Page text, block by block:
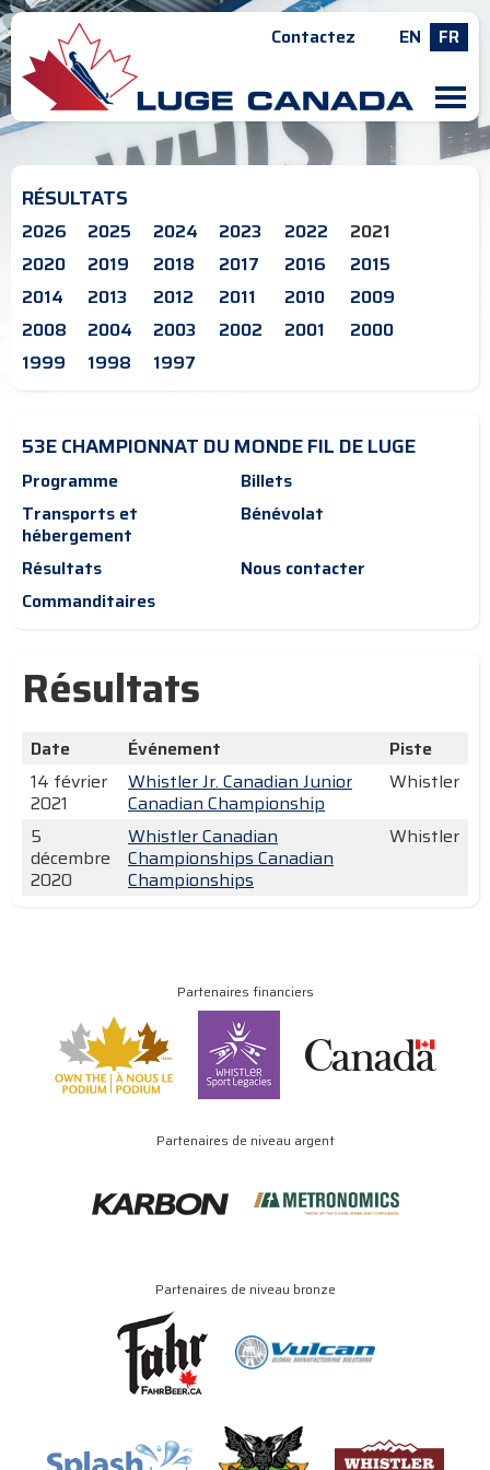
Contactez EN FR
M
RÉSULTATS
2026 2025 2024 2023 2022
2021
2020
2019 2018 2017 2016
2015
2014
2013 2012 2011 2010
2009
2008
2004 2003 2002 2001
2000
1999
1998 1997
53E CHAMPIONNAT DU MONDE FIL DE LUGE
Programme
Billets
Transports et
hébergement
Bénévolat
Résultats
Nous contacter
Commanditaires
Résultats
Date Événement
Piste
14 février
2021
Whistler Jr. Canadian Junior
Canadian Championship
Whistler
5
décembre
2020
Whistler Canadian
Championships Canadian
Championships
Whistler
Partenaires financiers
Partenaires de niveau argent
Partenaires de niveau bronze